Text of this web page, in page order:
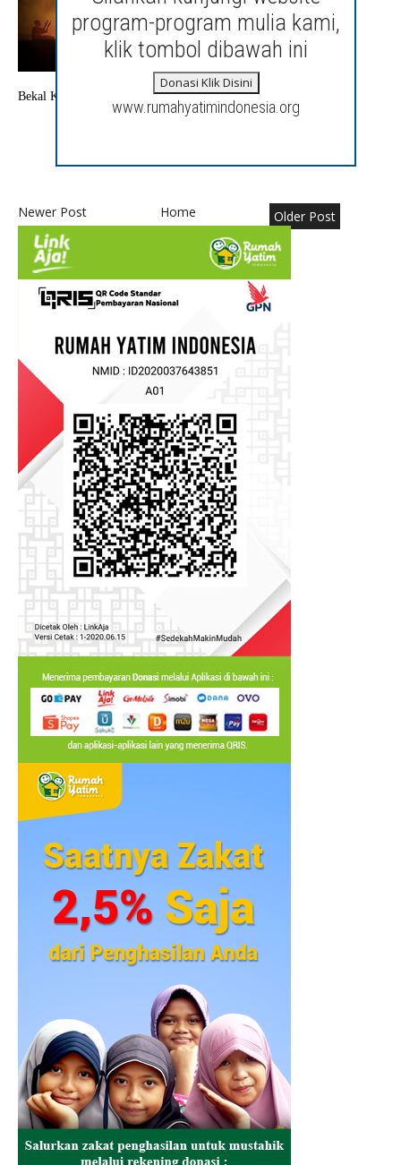
program-program mulia kami,
klik tombol dibawah ini
Donasi Klik Disini
www.rumahyatimindonesia.org
Bekal Kematian
Newer Post Older Post
Home